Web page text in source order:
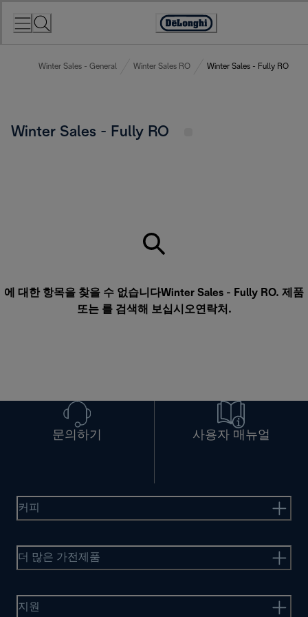
Accessibility
Winter Sales - General Winter Sales RO Winter Sales - Fully RO
Winter Sales - Fully RO
에 대한 항목을 찾을 수 없습니다Winter Sales - Fully RO. 제품
또는 를 검색해 보십시오연락처 .
문의하기 사용자 매뉴얼
커피
더 많은 가전제품
지원